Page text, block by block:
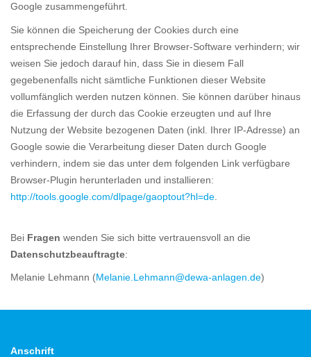
Google zusammengeführt.
Sie können die Speicherung der Cookies durch eine
entsprechende Einstellung Ihrer Browser-Software verhindern; wir
weisen Sie jedoch darauf hin, dass Sie in diesem Fall
gegebenenfalls nicht sämtliche Funktionen dieser Website
vollumfänglich werden nutzen können. Sie können darüber hinaus
die Erfassung der durch das Cookie erzeugten und auf Ihre
Nutzung der Website bezogenen Daten (inkl. Ihrer IP-Adresse) an
Google sowie die Verarbeitung dieser Daten durch Google
verhindern, indem sie das unter dem folgenden Link verfügbare
Browser-Plugin herunterladen und installieren:
http://tools.google.com/dlpage/gaoptout?hl=de
Bei Fragen wenden Sie sich bitte vertrauensvoll an die
Datenschutzbeauftragte:
Melanie Lehmann (Melanie.Lehmann@dewa-anlagen.de)
Anschrift